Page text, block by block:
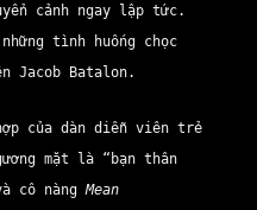
cảnh ngay lập tức.
tình huống chọc
Jacob Batalon.
của dàn diễn viên trẻ
mặt là “bạn thân
cô nàng Mean